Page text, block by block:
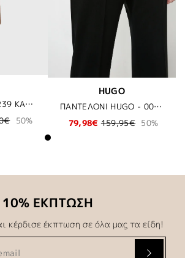
ΠΑΛΤΟ HUGO - 239 ΚΑΜΗΛΟ
50%
HUGO
ΠΑΝΤΕΛΟΝΙ HUGO - 001 ΜΑΥΡΟ
79,98€ 159,95€ 50%
10% ΕΚΠΤΩΣΗ
κέρδισε έκπτωση σε όλα μας τα είδη!